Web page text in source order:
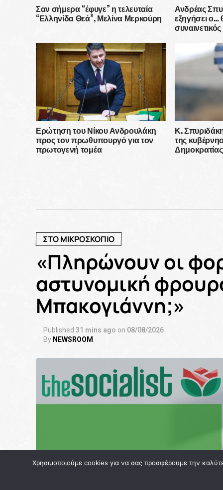
Σαν σήμερα “έφυγε” η τελευταία
“Ελληνίδα Θεά”, Μελίνα Μερκούρη
Ανδρέας
εξηγήσει ο…
το
επιλογή»
Ερώτηση του Νίκου Ανδρουλάκη
προς τον πρωθυπουργό για τον
πρωτογενή τομέα
Κ.
της
Δημοκρατίας
ΣΤΟ ΜΙΚΡΟΣΚΟΠΙΟ
«Πληρώνουν οι
αστυνομική
Μπακογιάννη;»
Published 31 mins ago on 08/08/2026
By NEWSROOM
Χρησιμοποιούμε cookies για να σας προσφέρουμε την